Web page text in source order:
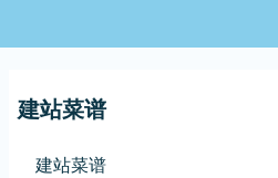
导建站菜谱
建站菜谱